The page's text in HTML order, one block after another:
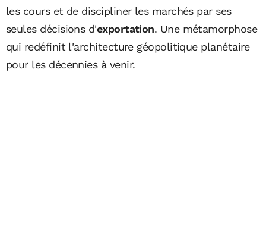
les cours et de discipliner les marchés par ses
seules décisions d'exportation. Une métamorphose
qui redéfinit l'architecture géopolitique planétaire
pour les décennies à venir.